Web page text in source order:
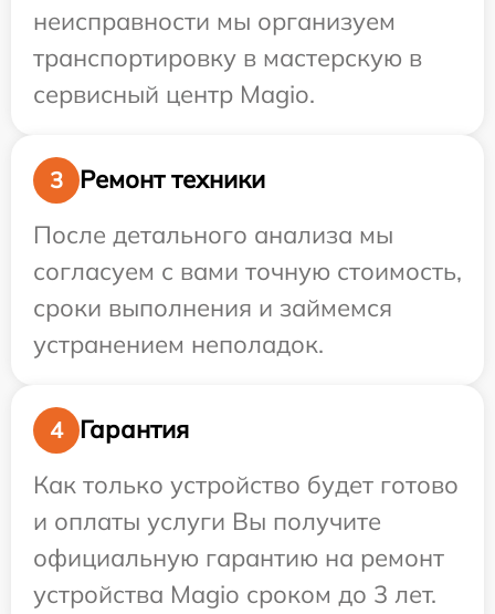
неисправности мы организуем
транспортировку в мастерскую в
сервисный центр Magio.
3
Ремонт техники
После детального анализа мы
согласуем с вами точную стоимость,
сроки выполнения и займемся
устранением неполадок.
4
Гарантия
Как только устройство будет готово
и оплаты услуги Вы получите
официальную гарантию на ремонт
устройства Magio сроком до 3 лет.